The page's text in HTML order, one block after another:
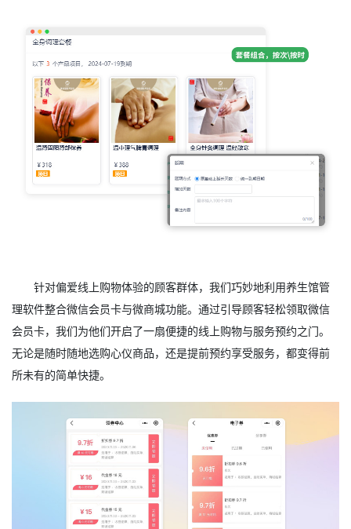
针对偏爱线上购物体验的顾客群体，我们巧妙地利用养生馆管
理软件整合微信会员卡与微商城功能。通过引导顾客轻松领取微信
会员卡，我们为他们开启了一扇便捷的线上购物与服务预约之门。
无论是随时随地选购心仪商品，还是提前预约享受服务，都变得前
所未有的简单快捷。